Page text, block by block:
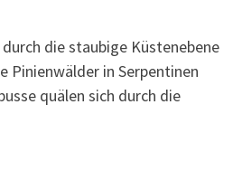
die staubige Küstenebene
Pinienwälder in Serpentinen
quälen sich durch die